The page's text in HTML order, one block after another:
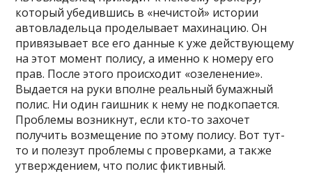
который убедившись в «нечистой» истории
автовладельца проделывает махинацию. Он
привязывает все его данные к уже действующему
на этот момент полису, а именно к номеру его
прав. После этого происходит «озеленение».
Выдается на руки вполне реальный бумажный
полис. Ни один гаишник к нему не подкопается.
Проблемы возникнут, если кто-то захочет
получить возмещение по этому полису. Вот тут-
то и полезут проблемы с проверками, а также
утверждением, что полис фиктивный.